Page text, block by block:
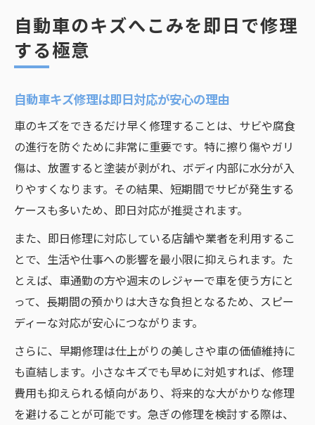
鈑金塗装でキズへこみを効率よく修理する
方法
自動車キズ修理で見落としがちなポイント
解説
キズへこみ修理の即日対応が重要な理由と
は
鈑金塗装の仕上がりを高めるチェックポイ
ント
キズ修理は早い対応が愛車を守る理由
自動車のキズを早期に修理するメリットと
は
キズへこみ放置によるサビや腐食のリスク
解説
修理期間短縮で愛車の価値を守るポイント
キズ修理の早急な対応が費用節約にも効果
的
自動車のキズへこみを即日で修理
する極意
自動車キズ修理は即日対応が安心の理由
車のキズをできるだけ早く修理することは、サビや腐食
の進行を防ぐために非常に重要です。特に擦り傷やガリ
傷は、放置すると塗装が剥がれ、ボディ内部に水分が入
りやすくなります。その結果、短期間でサビが発生する
ケースも多いため、即日対応が推奨されます。
また、即日修理に対応している店舗や業者を利用するこ
とで、生活や仕事への影響を最小限に抑えられます。た
とえば、車通勤の方や週末のレジャーで車を使う方にと
って、長期間の預かりは大きな負担となるため、スピー
ディーな対応が安心につながります。
さらに、早期修理は仕上がりの美しさや車の価値維持に
も直結します。小さなキズでも早めに対処すれば、修理
費用も抑えられる傾向があり、将来的な大がかりな修理
を避けることが可能です。急ぎの修理を検討する際は、